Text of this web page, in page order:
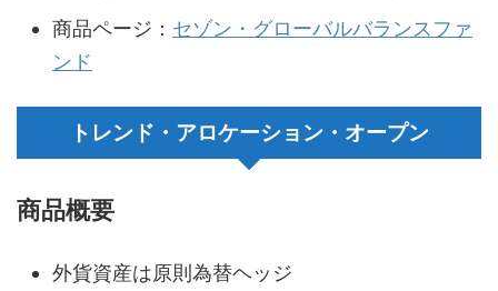
商品ページ： セゾン・グローバルバランスファ
ンド
トレンド・アロケーション・オープン
商品概要
外貨資産は原則為替ヘッジ